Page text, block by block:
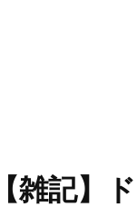
【雑記】